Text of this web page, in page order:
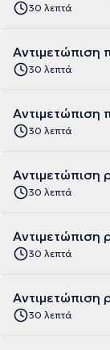
30 λεπτά
Αντιμετώπιση
30 λεπτά
Αντιμετώπιση
30 λεπτά
Αντιμετώπιση
30 λεπτά
Αντιμετώπιση
30 λεπτά
Αντιμετώπιση
30 λεπτά